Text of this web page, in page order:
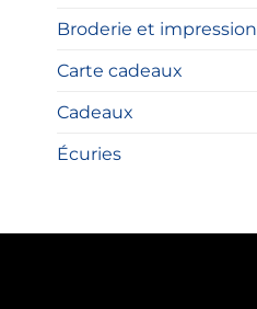
Broderie et impression
Carte cadeaux
Cadeaux
Écuries